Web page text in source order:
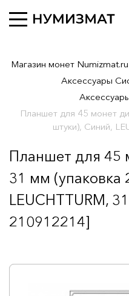
Магазин монет Numizmat.ru
Аксессуары
Планшет для 45 монет
штуки), Синий,
Планшет для 45
31 мм (упаковка
LEUCHTTURM,
210912214]